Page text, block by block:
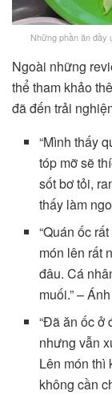
Những phần ăn đầy
Ngoài những
thể tham khảo
đã đến trải
“Mình thấy
tóp mỡ sẽ
sốt bơ tỏi,
thấy làm
“Quán ốc
món lên rất
đâu. Cá
muối.” –
“Đã ăn ốc ở
nhưng vẫn
Lên món thì
không cần